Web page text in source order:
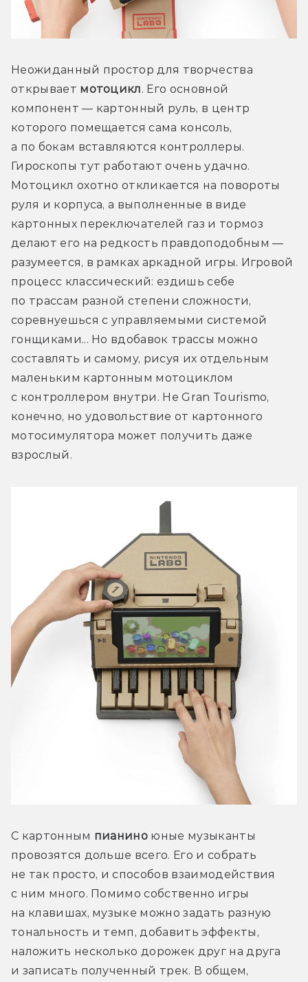
Неожиданный простор для творчества
открывает мотоцикл. Его основной
компонент — картонный руль, в центр
которого помещается сама консоль,
а по бокам вставляются контроллеры.
Гироскопы тут работают очень удачно.
Мотоцикл охотно откликается на повороты
руля и корпуса, а выполненные в виде
картонных переключателей газ и тормоз
делают его на редкость правдоподобным —
разумеется, в рамках аркадной игры. Игровой
процесс классический: ездишь себе
по трассам разной степени сложности,
соревнуешься с управляемыми системой
гонщиками... Но вдобавок трассы можно
составлять и самому, рисуя их отдельным
маленьким картонным мотоциклом
с контроллером внутри. Не Gran Tourismo,
конечно, но удовольствие от картонного
мотосимулятора может получить даже
взрослый.
С картонным пианино юные музыканты
провозятся дольше всего. Его и собрать
не так просто, и способов взаимодействия
с ним много. Помимо собственно игры
на клавишах, музыке можно задать разную
тональность и темп, добавить эффекты,
наложить несколько дорожек друг на друга
и записать полученный трек. В общем,